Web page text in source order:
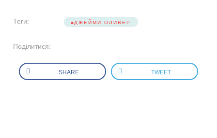
Теги: ДЖЕЙМИ ОЛИВЕР
Поділитися:
SHARE TWEET